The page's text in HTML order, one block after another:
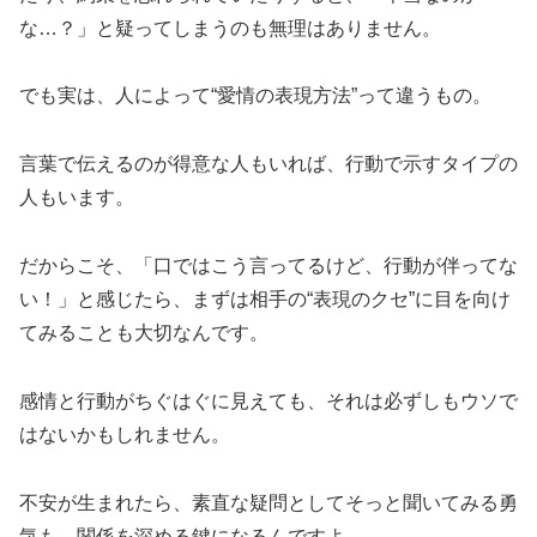
な…？」と疑ってしまうのも無理はありません。
でも実は、人によって“愛情の表現方法”って違うもの。
言葉で伝えるのが得意な人もいれば、行動で示すタイプの
人もいます。
だからこそ、「口ではこう言ってるけど、行動が伴ってな
い！」と感じたら、まずは相手の“表現のクセ”に目を向け
てみることも大切なんです。
感情と行動がちぐはぐに見えても、それは必ずしもウソで
はないかもしれません。
不安が生まれたら、素直な疑問としてそっと聞いてみる勇